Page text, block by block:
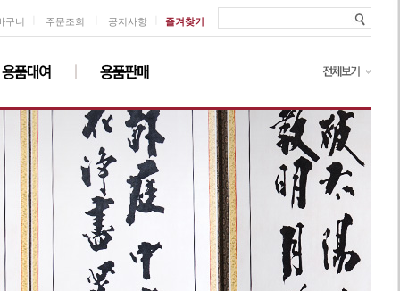
즐겨찾기
구니 주문조회 공지사항